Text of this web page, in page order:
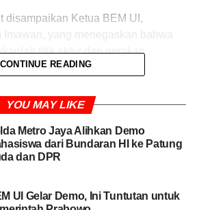
disampaikan Ketua BEM UI,
Imawan, yang menegaskan bahwa
titik akhir dari gerakan
ujarnya saat dikonfirmasi, Sabtu
dari Ketua BEM Fakultas
Dimas. Meski belum mengungkap
saat ini mahasiswa masih
untuk menentukan langkah
CONTINUE READING
YOU MAY LIKE
Metro Jaya Alihkan Demo
dari Bundaran HI ke Patung
dan DPR
UI Gelar Demo, Ini Tuntutan untuk